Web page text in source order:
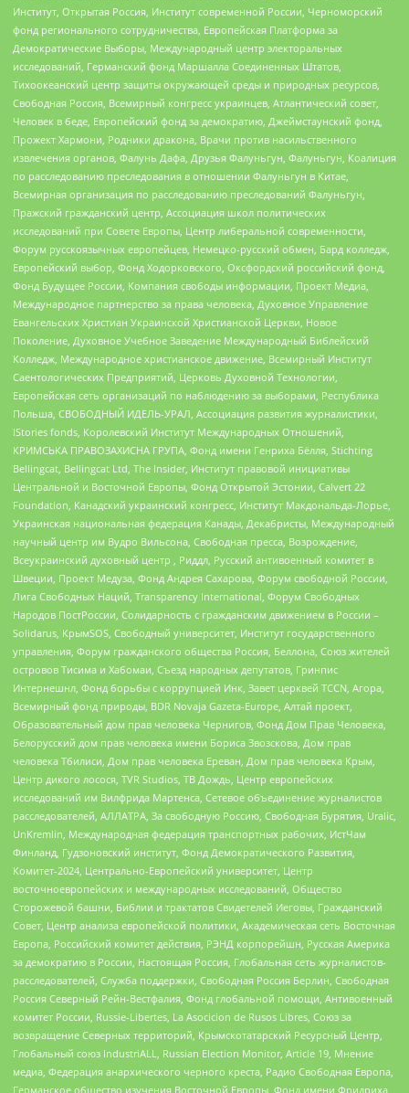
Институт, Открытая Россия, Институт современной России, Черноморский
фонд регионального сотрудничества, Европейская Платформа за
Демократические Выборы, Международный центр электоральных
исследований, Германский фонд Маршалла Соединенных Штатов,
Тихоокеанский центр защиты окружающей среды и природных ресурсов,
Свободная Россия, Всемирный конгресс украинцев, Атлантический совет,
Человек в беде, Европейский фонд за демократию, Джеймстаунский фонд,
Прожект Хармони, Родники дракона, Врачи против насильственного
извлечения органов, Фалунь Дафа, Друзья Фалуньгун, Фалуньгун, Коалиция
по расследованию преследования в отношении Фалуньгун в Китае,
Всемирная организация по расследованию преследований Фалуньгун,
Пражский гражданский центр, Ассоциация школ политических
исследований при Совете Европы, Центр либеральной современности,
Форум русскоязычных европейцев, Немецко-русский обмен, Бард колледж,
Европейский выбор, Фонд Ходорковского, Оксфордский российский фонд,
Фонд Будущее России, Компания свободы информации, Проект Медиа,
Международное партнерство за права человека, Духовное Управление
Евангельских Христиан Украинской Христианской Церкви, Новое
Поколение, Духовное Учебное Заведение Международный Библейский
Колледж, Международное христианское движение, Всемирный Институт
Саентологических Предприятий, Церковь Духовной Технологии,
Европейская сеть организаций по наблюдению за выборами, Республика
Польша, СВОБОДНЫЙ ИДЕЛЬ-УРАЛ, Ассоциация развития журналистики,
IStories fonds, Королевский Институт Международных Отношений,
КРИМСЬКА ПРАВОЗАХИСНА ГРУПА, Фонд имени Генриха Бёлля, Stichting
Bellingcat, Bellingcat Ltd, The Insider, Институт правовой инициативы
Центральной и Восточной Европы, Фонд Открытой Эстонии, Calvert 22
Foundation, Канадский украинский конгресс, Институт Макдональда-Лорье,
Украинская национальная федерация Канады, Декабристы, Международный
научный центр им Вудро Вильсона, Свободная пресса, Возрождение,
Всеукраинский духовный центр , Риддл, Русский антивоенный комитет в
Швеции, Проект Медуза, Фонд Андрея Сахарова, Форум свободной России,
Лига Свободных Наций, Transparеncy International, Форум Свободных
Народов ПостРоссии, Солидарность с гражданским движением в России –
Solidarus, КрымSOS, Свободный университет, Институт государственного
управления, Форум гражданского общества Россия, Беллона, Союз жителей
островов Тисима и Хабомаи, Съезд народных депутатов, Гринпис
Интернешнл, Фонд борьбы с коррупцией Инк, Завет церквей TCCN, Агора,
Всемирный фонд природы, BDR Novaja Gazeta-Europe, Алтай проект,
Образовательный дом прав человека Чернигов, Фонд Дом Прав Человека,
Белорусский дом прав человека имени Бориса Звозскова, Дом прав
человека Тбилиси, Дом прав человека Ереван, Дом прав человека Крым,
Центр дикого лосося, TVR Studios, ТВ Дождь, Центр европейских
исследований им Вилфрида Мартенса, Сетевое объединение журналистов
расследователей, АЛЛАТРА, За свободную Россию, Свободная Бурятия, Uralic,
UnKremlin, Международная федерация транспортных рабочих, ИстЧам
Финланд, Гудзоновский институт, Фонд Демократического Развития,
Комитет-2024, Центрально-Европейский университет, Центр
восточноевропейских и международных исследований, Общество
Сторожевой башни, Библии и трактатов Свидетелей Иеговы, Гражданский
Совет, Центр анализа европейской политики, Академическая сеть Восточная
Европа, Российский комитет действия, РЭНД корпорейшн, Русская Америка
за демократию в России, Настоящая Россия, Глобальная сеть журналистов-
расследователей, Служба поддержки, Свободная Россия Берлин, Свободная
Россия Северный Рейн-Вестфалия, Фонд глобальной помощи, Антивоенный
комитет России, Russie-Libertes, La Asocicion de Rusos Libres, Союз за
возвращение Северных территорий, Крымскотатарский Ресурсный Центр,
Глобальный союз IndustriALL, Russian Election Monitor, Article 19, Мнение
медиа, Федерация анархического черного креста, Радио Свободная Европа,
Германское общество изучения Восточной Европы, Фонд имени Фридриха